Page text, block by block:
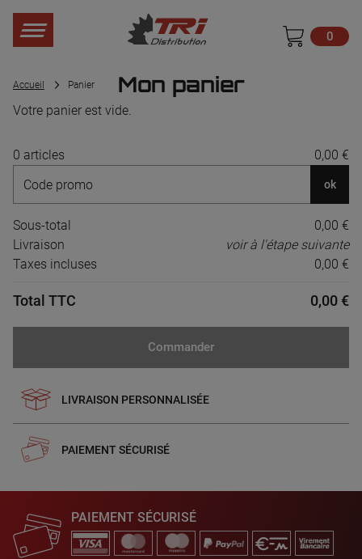
0
Accueil Panier Mon panier
Votre panier est vide.
0 articles 0,00 €
ok
Sous-total
0,00 €
Livraison
voir à l'étape suivante
Taxes incluses
0,00 €
Total TTC 0,00 €
Commander
LIVRAISON PERSONNALISÉE
PAIEMENT SÉCURISÉ
PAIEMENT SÉCURISÉ